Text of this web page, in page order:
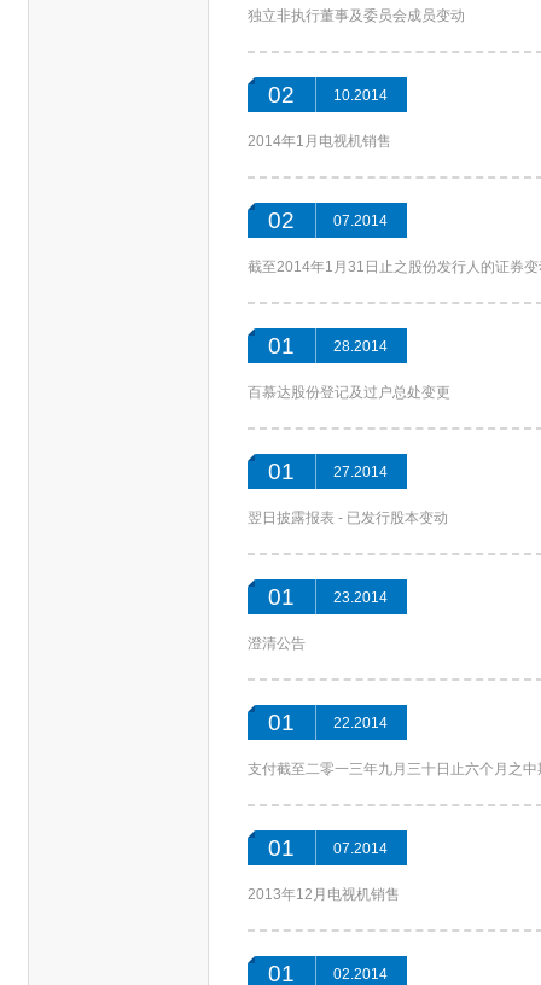
独立非执行董事及委员会成员变动
02 10.2014
2014年1月电视机销售
02 07.2014
截至2014年1月31日止之股份发行人的证券
01 28.2014
百慕达股份登记及过户总处变更
01 27.2014
翌日披露报表 - 已发行股本变动
01 23.2014
澄清公告
01 22.2014
支付截至二零一三年九月三十日止六个月之中
01 07.2014
2013年12月电视机销售
01 02.2014